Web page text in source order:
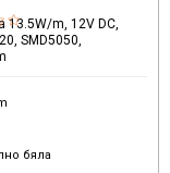
13.5W/m, 12V DC,
SMD5050,
бяла